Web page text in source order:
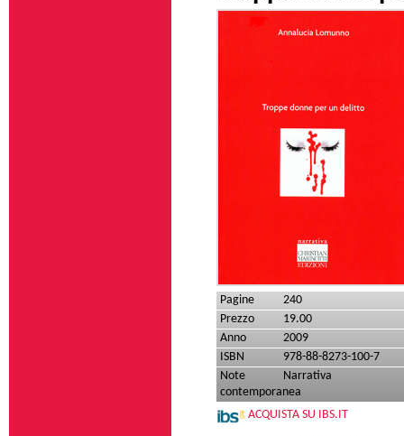
Pagine
240
Prezzo
19.00
Anno
2009
ISBN
978-88-8273-100-7
Note
Narrativa
contemporanea
ACQUISTA SU IBS.IT